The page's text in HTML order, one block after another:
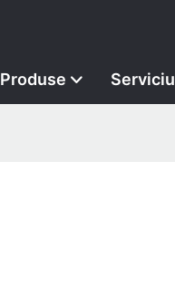
Produse Serviciu